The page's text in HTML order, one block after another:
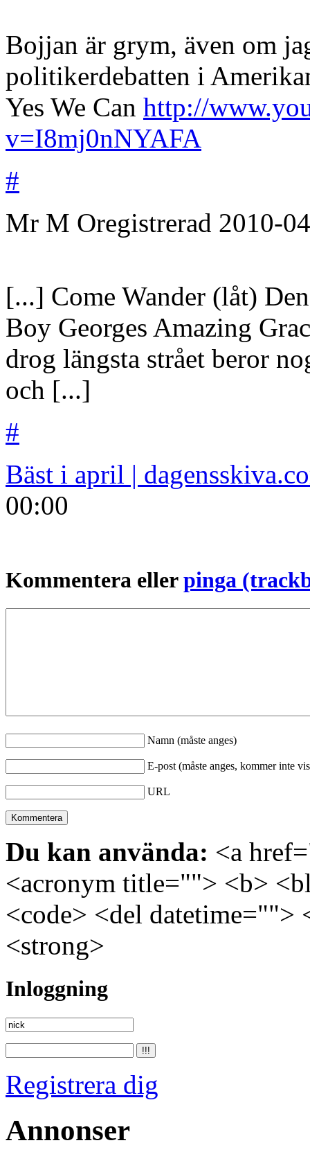
Bojjan är grym, även om
politikerdebatten i
Yes We Can http://
v=I8mj0nNYAFA
#
Mr M Oregistrerad 2010-
[...] Come Wander (låt)
Boy Georges Amazing
drog längsta strået beror
och [...]
#
Bäst i april |
00:00
Kommentera ellerpinga
Namn (måste anges)
E-post (måste anges, kommer inte
URL
Du kan använda: <a
<acronym title=""> <b>
<code> <del
<strong>
Inloggning
Registrera dig
Annonser